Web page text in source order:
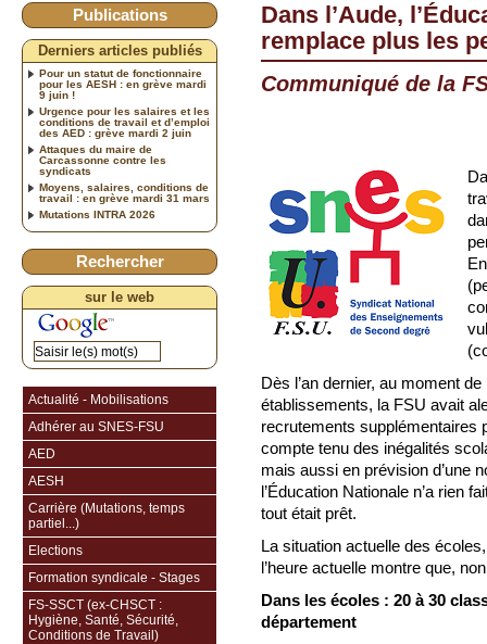
Dans l’Aude,
remplace plus les
Communiqué de la
Dès l’an dernier, au moment
établissements, la FSU avait
recrutements supplémentaires
compte tenu des inégalités
mais aussi en prévision d’une
l’Éducation Nationale n’a rien
tout était prêt.
La situation actuelle des
l’heure actuelle montre que,
Dans les écoles : 20 à 30
département
Publications
Derniers articles publiés
Pour un statut de fonctionnaire
pour les AESH : en grève mardi
9 juin !
Urgence pour les salaires et les
conditions de travail et d’emploi
des AED : grève mardi 2 juin
Attaques du maire de
Carcassonne contre les
syndicats
Moyens, salaires, conditions de
travail : en grève mardi 31 mars
Mutations INTRA 2026
Rechercher
sur le web
Actualité - Mobilisations
Adhérer au SNES-FSU
AED
AESH
Carrière (Mutations, temps
partiel...)
Elections
Formation syndicale - Stages
FS-SSCT (ex-CHSCT :
Hygiène, Santé, Sécurité,
Conditions de Travail)